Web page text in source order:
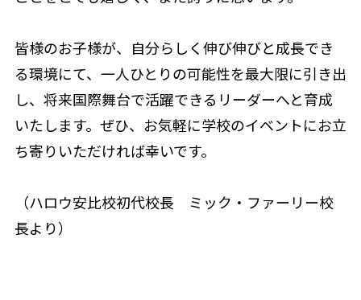
皆様のお子様が、自分らしく伸び伸びと成長でき
る環境にて、一人ひとりの可能性を最大限に引き出
し、将来国際舞台で活躍できるリーダーへと育成
いたします。ぜひ、お気軽に学校のイベントにお立
ち寄りいただければ幸いです。
（ハロウ安比校初代校長 ミック・ファーリー校
長より）